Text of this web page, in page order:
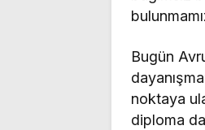
Bugün
noktaya
diploma